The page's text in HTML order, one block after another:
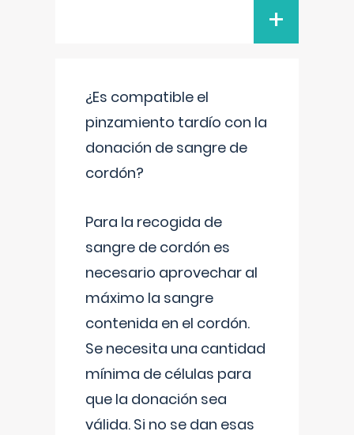
+
¿Es compatible el
pinzamiento tardío con la
donación de sangre de
cordón?
Para la recogida de
sangre de cordón es
necesario aprovechar al
máximo la sangre
contenida en el cordón.
Se necesita una cantidad
mínima de células para
que la donación sea
válida. Si no se dan esas